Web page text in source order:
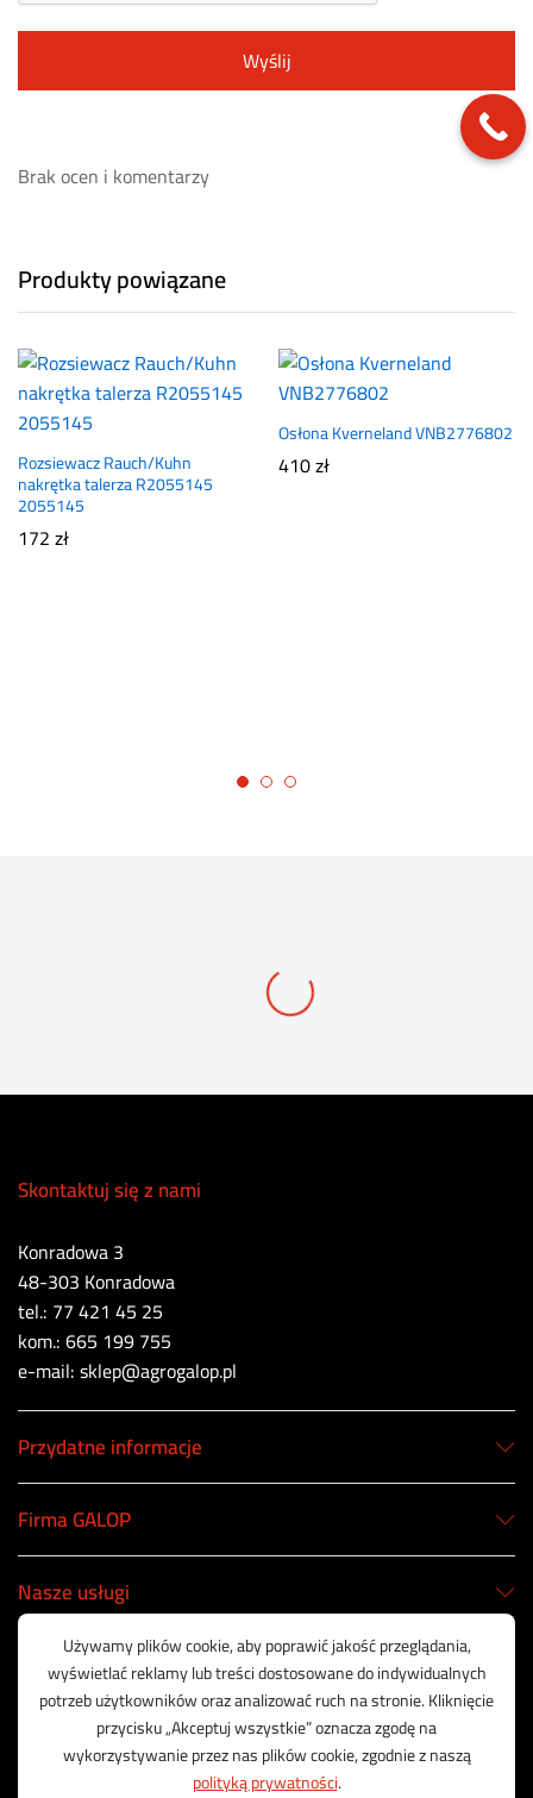
Brak ocen i komentarzy
Produkty powiązane
Rozsiewacz Rauch/Kuhn
nakrętka talerza R2055145
2055145
172zł
Osłona Kverneland VNB2776802
410zł
Skontaktuj się z nami
Konradowa 3
48-303 Konradowa
tel.: 77 421 45 25
kom.: 665 199 755
e-mail: sklep@agrogalop.pl
Przydatne informacje
Firma GALOP
Nasze usługi
Korzystamy z bezpiecznych płatności